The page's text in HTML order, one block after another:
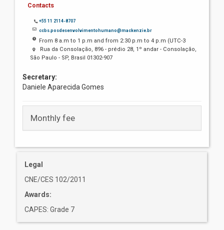
Contacts
+55 11 2114-8707
ccbs.posdesenvolvimentohumano@mackenzie.br
From 8 a.m to 1 p.m and from 2:30 p.m to 4 p.m (UTC-3
Rua da Consolação, 896 - prédio 28, 1º andar - Consolação,
São Paulo - SP, Brasil 01302-907
Secretary:
Daniele Aparecida Gomes
Monthly fee
Legal
CNE/CES 102/2011
Awards:
CAPES: Grade 7